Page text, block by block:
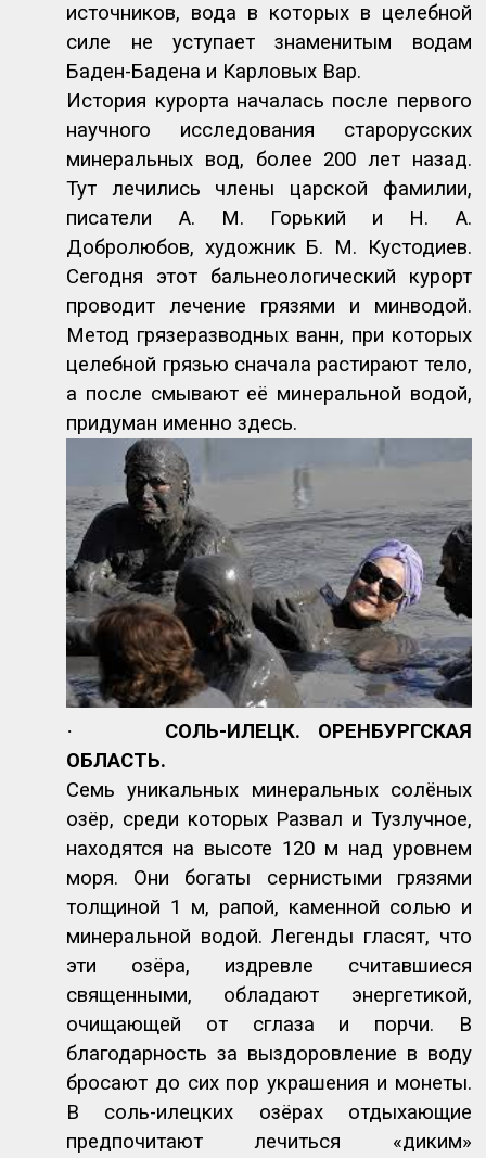
источников, вода в которых в целебной
силе не уступает знаменитым водам
Баден-Бадена и Карловых Вар.
История курорта началась после первого
научного исследования старорусских
минеральных вод, более 200 лет назад.
Тут лечились члены царской фамилии,
писатели А. М. Горький и Н. А.
Добролюбов, художник Б. М. Кустодиев.
Сегодня этот бальнеологический курорт
проводит лечение грязями и минводой.
Метод грязеразводных ванн, при которых
целебной грязью сначала растирают тело,
а после смывают её минеральной водой,
придуман именно здесь.
·
СОЛЬ-ИЛЕЦК. ОРЕНБУРГСКАЯ
ОБЛАСТЬ.
Семь уникальных минеральных солёных
озёр, среди которых Развал и Тузлучное,
находятся на высоте 120 м над уровнем
моря. Они богаты сернистыми грязями
толщиной 1 м, рапой, каменной солью и
минеральной водой. Легенды гласят, что
эти озёра, издревле считавшиеся
священными, обладают энергетикой,
очищающей от сглаза и порчи. В
благодарность за выздоровление в воду
бросают до сих пор украшения и монеты.
В соль-илецких озёрах отдыхающие
предпочитают лечиться «диким»